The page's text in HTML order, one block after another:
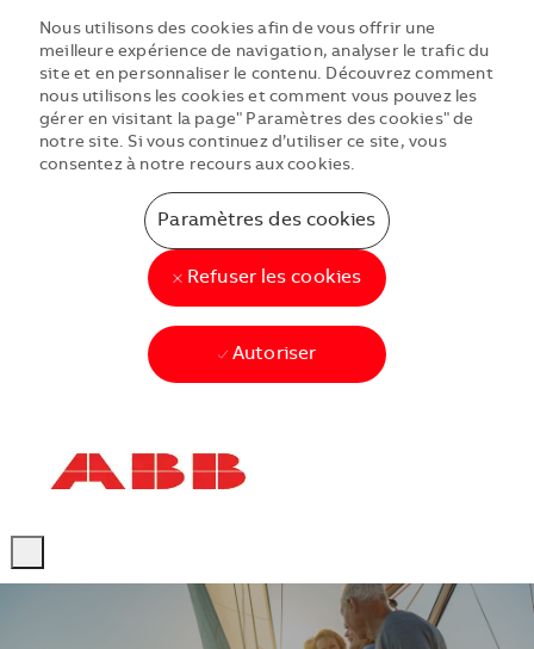
Nous utilisons des cookies afin de vous offrir une
meilleure expérience de navigation, analyser le trafic du
site et en personnaliser le contenu. Découvrez comment
nous utilisons les cookies et comment vous pouvez les
gérer en visitant la page" Paramètres des cookies" de
notre site. Si vous continuez d’utiliser ce site, vous
consentez à notre recours aux cookies.
Paramètres des cookies
Refuser les cookies
Autoriser